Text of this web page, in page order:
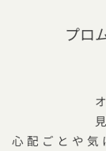
プロ
心配ごとや